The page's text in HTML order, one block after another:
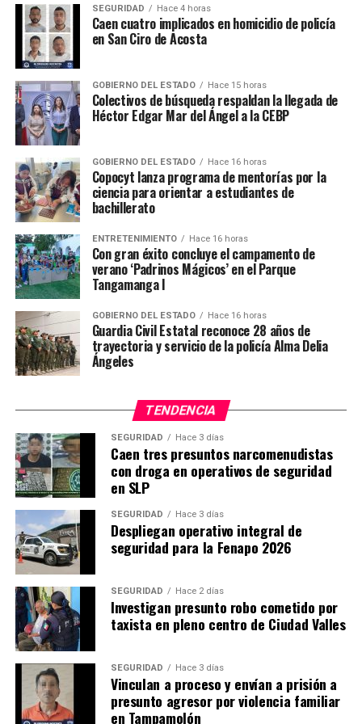
SEGURIDAD Hace 4 horas
Caen cuatro implicados en homicidio de policía
en San Ciro de Acosta
GOBIERNO DEL ESTADO Hace 15 horas
Colectivos de búsqueda respaldan la llegada de
Héctor Edgar Mar del Ángel a la CEBP
GOBIERNO DEL ESTADO Hace 16 horas
Copocyt lanza programa de mentorías por la
ciencia para orientar a estudiantes de
bachillerato
ENTRETENIMIENTO Hace 16 horas
Con gran éxito concluye el campamento de
verano ‘Padrinos Mágicos’ en el Parque
Tangamanga I
GOBIERNO DEL ESTADO Hace 16 horas
Guardia Civil Estatal reconoce 28 años de
trayectoria y servicio de la policía Alma Delia
Ángeles
TENDENCIA
SEGURIDAD Hace 3 días
Caen tres presuntos narcomenudistas
con droga en operativos de seguridad
en SLP
SEGURIDAD Hace 3 días
Despliegan operativo integral de
seguridad para la Fenapo 2026
SEGURIDAD Hace 2 días
Investigan presunto robo cometido por
taxista en pleno centro de Ciudad Valles
SEGURIDAD Hace 3 días
Vinculan a proceso y envían a prisión a
presunto agresor por violencia familiar
en Tampamolón